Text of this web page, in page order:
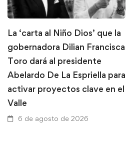
La ‘carta al Niño Dios’ que la
gobernadora Dilian Francisca
Toro dará al presidente
Abelardo De La Espriella para
activar proyectos clave en el
Valle
6 de agosto de 2026